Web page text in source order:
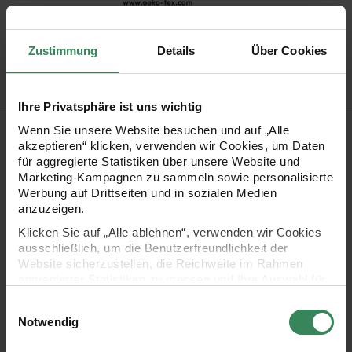
Zustimmung Details Über Cookies
Ihre Privatsphäre ist uns wichtig
Wenn Sie unsere Website besuchen und auf „Alle
akzeptieren“ klicken, verwenden wir Cookies, um Daten
für aggregierte Statistiken über unsere Website und
Marketing-Kampagnen zu sammeln sowie personalisierte
Werbung auf Drittseiten und in sozialen Medien
anzuzeigen.
Klicken Sie auf „Alle ablehnen“, verwenden wir Cookies
ausschließlich, um die Benutzerfreundlichkeit der
Website sicherzustellen, die Reichweite im Rahmen
Ihre Einwilligung ist freiwillig und kann jederzeit über den
Link „Cookie-Einstellungen“ im Fußbereich der Seite
Notwendig
Artikel-Nr.383328.002
Bestell-Nr.3404591
Produktbeschreibung
Creative Melange Garzato Wonderball beeindruckt mit einer
spannenden Flauschstruktur und harmonischen
Farbverläufen. Das Garn präsentiert sich in einem Knäuel mit
besonders ansprechender Optik.
Zusammensetzung: 51% Schurwolle, 49% Polyacryl
Nadelstärke: 5.0